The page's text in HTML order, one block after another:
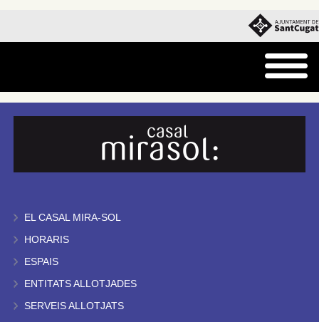
EL CASAL MIRA-SOL
HORARIS
ESPAIS
ENTITATS ALLOTJADES
SERVEIS ALLOTJATS